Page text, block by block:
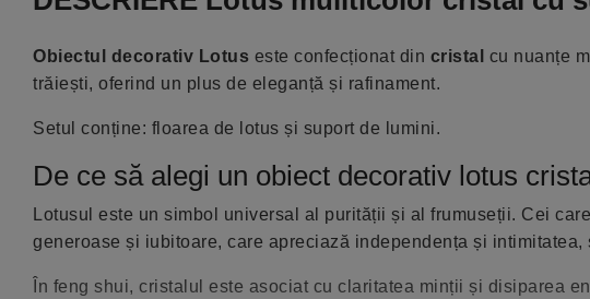
Obiectul decorativ Lotus este confecționat din cristal cu nuanțe
trăiești, oferind un plus de eleganță și rafinament.
Setul conține: floarea de lotus și suport de lumini.
De ce să alegi un obiect decorativ lotus
Lotusul este un simbol universal al purității și al frumuseții. Cei
generoase și iubitoare, care apreciază independența și
În feng shui, cristalul este asociat cu claritatea minții și disiparea